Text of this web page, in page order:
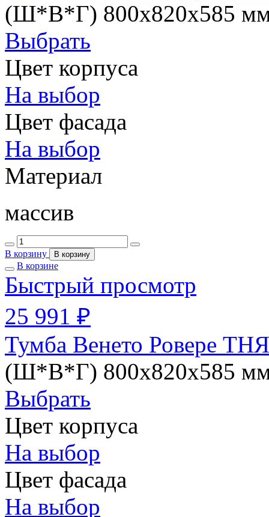
(Ш*В*Г) 800х820х585
Выбрать
Цвет корпуса
На выбор
Цвет фасада
На выбор
Материал
массив
В корзину В корзину
В корзине
Быстрый просмотр
25 991 ₽
Тумба Венето Ровере
(Ш*В*Г) 800х820х585
Выбрать
Цвет корпуса
На выбор
Цвет фасада
На выбор